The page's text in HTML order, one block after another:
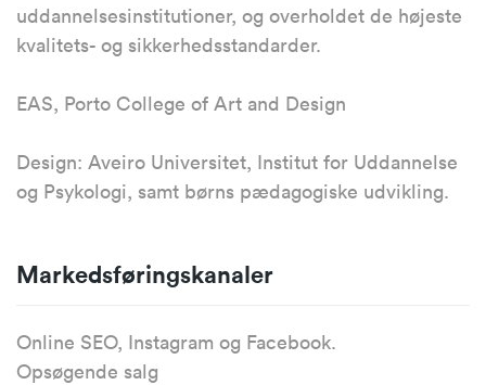
uddannelsesinstitutioner, og overholdet de højeste
kvalitets- og sikkerhedsstandarder.
EAS, Porto College of Art and Design
Design: Aveiro Universitet, Institut for Uddannelse
og Psykologi, samt børns pædagogiske udvikling.
Markedsføringskanaler
Online SEO, Instagram og Facebook.
Opsøgende salg